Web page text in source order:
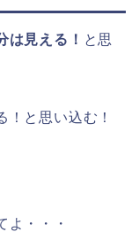
は見える！ と思
と思い込む！
よ・・・